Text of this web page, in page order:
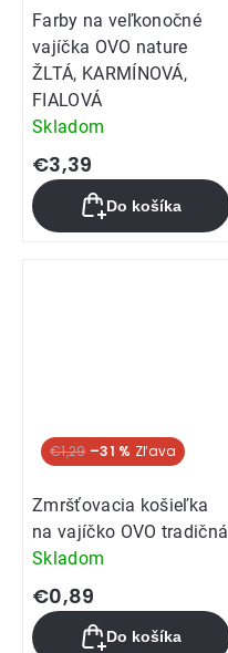
Farby na veľkonočné
vajíčka OVO nature
ŽLTÁ, KARMÍNOVÁ,
FIALOVÁ
Skladom
€3,39
Do košíka
€1,29 –31 %
Zmršťovacia košieľka
na vajíčko OVO tradičná
Skladom
€0,89
Do košíka